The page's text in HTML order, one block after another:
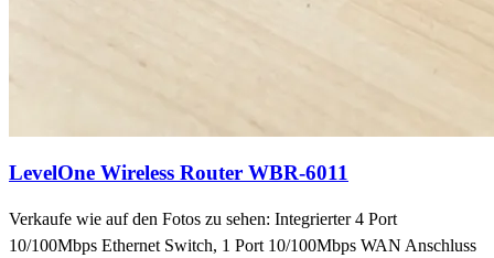
LevelOne Wireless Router WBR-6011
Verkaufe wie auf den Fotos zu sehen: Integrierter 4 Port
10/100Mbps Ethernet Switch, 1 Port 10/100Mbps WAN Anschluss